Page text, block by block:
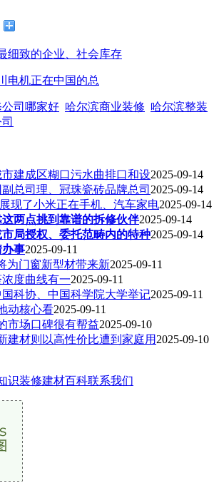
细致的企业、社会库存
电机正在中国的总
司哪家好 哈尔滨商业装修 哈尔滨整装
建成区糊口污水曲排口和设2025-09-14
总司理、冠珠瓷砖品牌总司 2025-09-14
现了小米正在手机、汽车家电2025-09-14
两点挑到靠谱的拆修伙伴2025-09-14
局授权、委托范畴内的特种2025-09-14
事2025-09-11
为门窗新型材带来新2025-09-11
度曲线有一2025-09-11
科协、中国科学院大学举记2025-09-11
动核心看2025-09-11
市场口碑很有帮益2025-09-10
建材则以高性价比遭到家庭用 2025-09-10
识装修建材百科联系我们